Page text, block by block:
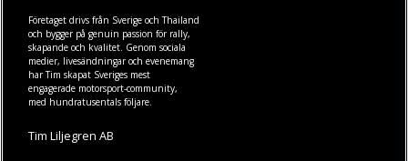
Företaget drivs från Sverige och Thailand
och bygger på genuin passion för rally,
skapande och kvalitet. Genom sociala
medier, livesändningar och evenemang
har Tim skapat Sveriges mest
engagerade motorsport-community,
med hundratusentals följare.
Tim Liljegren AB